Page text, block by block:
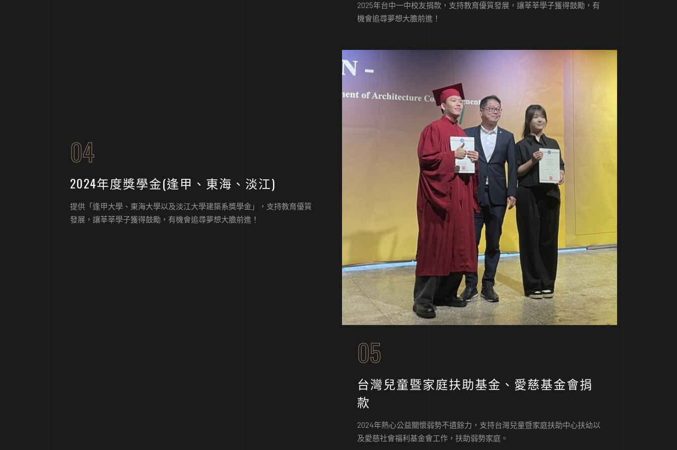
2025年台中一中校友捐款，支持教育優質發展，讓莘莘學子獲得鼓勵，有
機會追尋夢想大膽前進！
04
2024年度獎學金(逢甲、東海、淡江)
提供「逢甲大學、東海大學以及淡江大學建築系獎學金」，支持教育優質
發展，讓莘莘學子獲得鼓勵，有機會追尋夢想大膽前進！
05
台灣兒童暨家庭扶助基金、愛慈基金會捐
款
2024年熱心公益關懷弱勢不遺餘力，支持台灣兒童暨家庭扶助中心扶幼以
及愛慈社會福利基金會工作，扶助弱勢家庭。